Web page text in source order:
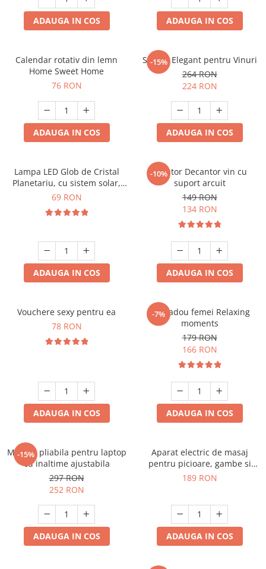
ADAUGA IN COS ADAUGA IN COS
Calendar rotativ din lemn
Home Sweet Home
76 RON
ADAUGA IN COS
-15%
Suport Elegant pentru Vinuri
264 RON
224 RON
ADAUGA IN COS
Lampa LED Glob de Cristal
Planetariu, cu sistem solar,
cadou captivant
69 RON
ADAUGA IN COS
-10%
Aerator Decantor vin cu
suport arcuit
149 RON
134 RON
ADAUGA IN COS
Vouchere sexy pentru ea
78 RON
ADAUGA IN COS
-7%
Set cadou femei Relaxing
moments
179 RON
166 RON
ADAUGA IN COS
-15%
Masuta pliabila pentru laptop
cu inaltime ajustabila
297 RON
252 RON
ADAUGA IN COS
Aparat electric de masaj
pentru picioare, gambe si
brate
189 RON
ADAUGA IN COS